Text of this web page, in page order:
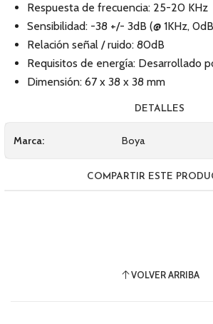
Respuesta de frecuencia: 25-20 KHz
Sensibilidad: -38 +/- 3dB (@ 1KHz,
Relación señal / ruido: 80dB
Requisitos de energía: Desarrollado
Dimensión: 67 x 38 x 38 mm
DETALLES
Marca: Boya
COMPARTIR ESTE
VOLVER ARRIBA